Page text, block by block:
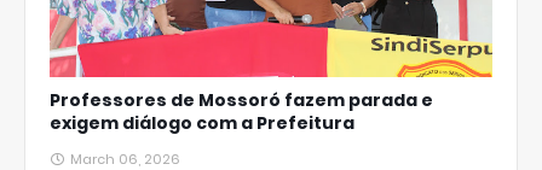
Professores de Mossoró fazem parada e
exigem diálogo com a Prefeitura
March 06, 2026